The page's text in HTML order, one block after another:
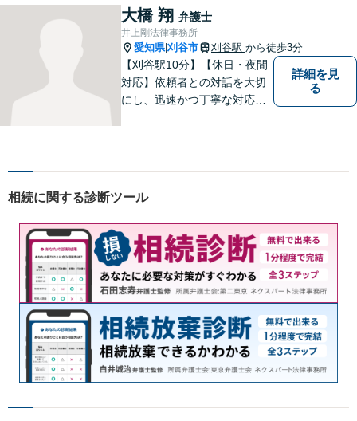
ょう。 地域のみなさまからの
ご相談、お待ちしておりま
す。
大橋 翔 弁護士
井上剛法律事務所
愛知県|刈谷市 刈谷駅 から徒歩3分
【刈谷駅10分】【休日・夜間
対応】依頼者との対話を大切
にし、迅速かつ丁寧な対応を
サービスを提供。【駐車場完
詳細を見
る
相続に関する診断ツール